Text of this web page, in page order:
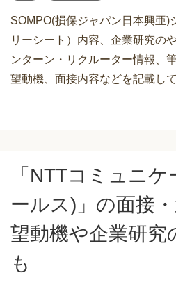
SOMPO(損保ジャパン日本興亜)
リーシート）内容、企業研究の
ンターン・リクルーター情報、
望動機、面接内容などを記載して
「NTTコミュニ
ールス)」の面接
望動機や企業研究
も